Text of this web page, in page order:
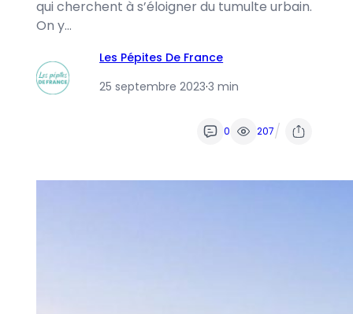
qui cherchent à s’éloigner du tumulte urbain.
On y…
Les Pépites De France
25 septembre 2023·3 min
0 207/